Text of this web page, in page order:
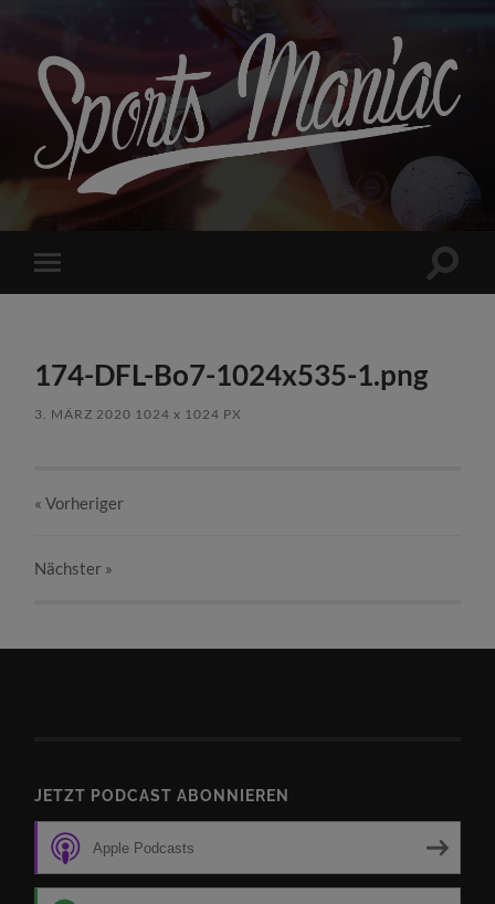
Mobile-
Menü
174-DFL-Bo7-1024x535-1.png
3. MÄRZ 2020 1024x 1024 PX
« Vorheriger
Nächster »
JETZT PODCAST ABONNIEREN
Apple Podcasts